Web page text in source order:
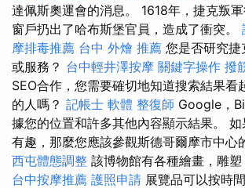
達佩斯奧運會的消息。 1618年，捷克叛
窗戶扔出了哈布斯堡官員，造成了衝突。
摩排毒推薦 台中 外燴 推薦 您是否研究捷
或服務？ 台中輕井澤按摩 關鍵字操作 撥
SEO合作，您需要確切地知道搜索結果看
的人嗎？ 記帳士 軟體 整復師 Google，
據您的位置和許多其他內容顯示結果。
有趣，那麼您應該參觀斯德哥爾摩市中心
西屯體態調整 該博物館有各種繪畫，雕塑
台中按摩推薦 護照申請 展覽品可以按時